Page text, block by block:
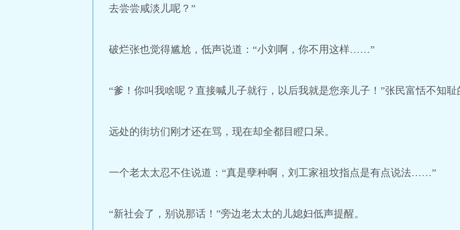
去尝尝咸淡儿呢？”
破烂张也觉得尴尬，低声说道：“小刘啊，你不用这样……”
“爹！你叫我啥呢？直接喊儿子就行，以后我就是您亲儿子！”张民富恬不知耻
远处的街坊们刚才还在骂，现在却全都目瞪口呆。
一个老太太忍不住说道：“真是孽种啊，刘工家祖坟指点是有点说法……”
“新社会了，别说那话！”旁边老太太的儿媳妇低声提醒。